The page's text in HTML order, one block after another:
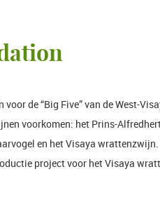
de “Big Five” van de West-
voorkomen: het Prins-
en het Visaya
project voor het Visaya